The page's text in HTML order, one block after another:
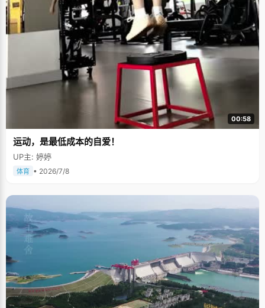
00:58
运动，是最低成本的自爱！
UP主: 婷婷
体育 • 2026/7/8